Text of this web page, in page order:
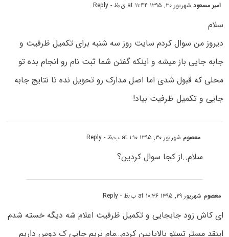
امیر مسعودشهریور ۳۰, ۱۳۹۵ at ۱۱:۴۴ ق٫ظ - Reply
سلام
دیروز من سوال کردم سایت روز سه شنبه برای تکمیل ظرفیت و
جابه جایی باز میشه و اینکه گفتن شما ثبت نام رو انجام بده تو
محلی که قبول شدی اما اصل مدارک رو تحویل نده تا نتایج جابه
جایی و تکمیل ظرفیت بیاد!
معصوم شهریور ۳۰, ۱۳۹۵ at ۱:۱۰ ب٫ظ - Reply
سلام..از کجا سوال کردین؟
معصوم شهریور ۲۹, ۱۳۹۵ at ۱۰:۳۶ ب٫ظ - Reply
ای کاش زود جابجایی و تکمیل ظرفیت اعلام شه دیگه خسته شدم
اینقد مستر تستو بالاپایین کردم…مام بریم جایی ک دوس داریم